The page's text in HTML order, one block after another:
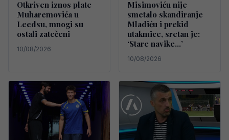
Otkriven iznos plate
Muharemovića u
Leedsu, mnogi su
ostali zatečeni
10/08/2026
Misimoviću nije
smetalo skandiranje
Mladiću i prekid
utakmice, sretan je:
‘Stare navike…’
10/08/2026